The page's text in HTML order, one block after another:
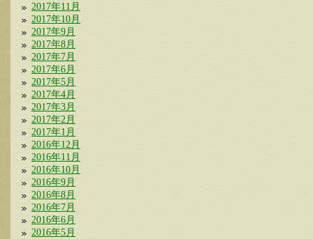
2017年11月
2017年10月
2017年9月
2017年8月
2017年7月
2017年6月
2017年5月
2017年4月
2017年3月
2017年2月
2017年1月
2016年12月
2016年11月
2016年10月
2016年9月
2016年8月
2016年7月
2016年6月
2016年5月